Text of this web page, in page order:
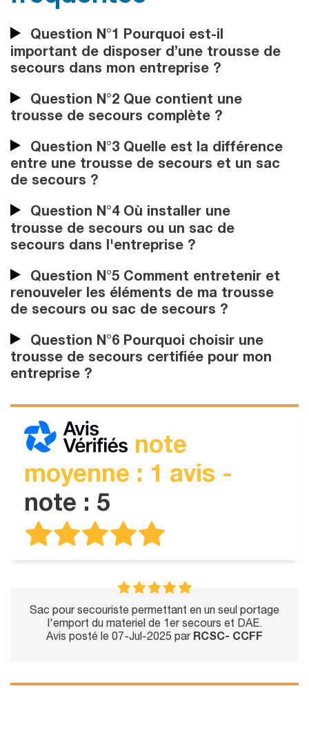
Question N°1 Pourquoi est-il
important de disposer d’une trousse de
secours dans mon entreprise ?
Question N°2 Que contient une
trousse de secours complète ?
Question N°3 Quelle est la différence
entre une trousse de secours et un sac
de secours ?
Question N°4 Où installer une
trousse de secours ou un sac de
secours dans l'entreprise ?
Question N°5 Comment entretenir et
renouveler les éléments de ma trousse
de secours ou sac de secours ?
Question N°6 Pourquoi choisir une
trousse de secours certifiée pour mon
entreprise ?
note
moyenne : 1 avis -
note : 5
Sac pour secouriste permettant en un seul portage
l'emport du materiel de 1er secours et DAE.
Avis posté le 07-Jul-2025 par RCSC- CCFF